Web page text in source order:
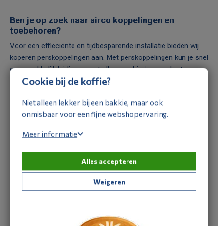
Ben je op zoek naar airco koppelingen en
toebehoren?
Voor een effieciënte en tijdbesparende installatie bieden wij
koperen perskoppelingen aan. Met perskoppelingen kun je snel
en gemakkelijk leidingen met elkaar verbinden zonder te
hoeven solderen. Onze perskoppelingen zorgen voor een
verschillende toepassingen, waaronder airconditioning. Ons
assortiment biedt perskoppelingen,flare koppelingen
inschuifverloopsokken, T-stukken, eindkappen, rechte
koppelingen en reparatiekoppelingen. Alle perskoppelingen in
ons assortiment zijn vanMaxiProen koper gemaakt.
aan. Onze soldeerkoppelingen zijn
Cookie bij de koffie?
Niet alleen lekker bij een bakkie, maar ook
onmisbaar voor een fijne webshopervaring.
Meer informatie
Alles accepteren
Weigeren